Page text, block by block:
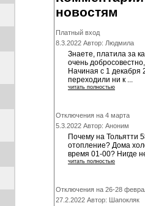
новостям
Платный вход
8.3.2022 Автор: Людмила
Знаете, платила за
очень
Начиная с 1 декабря
переходили ни к ...
читать полностью
Отключения на 4 марта
5.3.2022 Автор: Аноним
Почему на Тольятти
отопление? Дома
время 01-00? Нигде
читать полностью
Отключения на 26-28
27.2.2022 Автор: Шапокляк